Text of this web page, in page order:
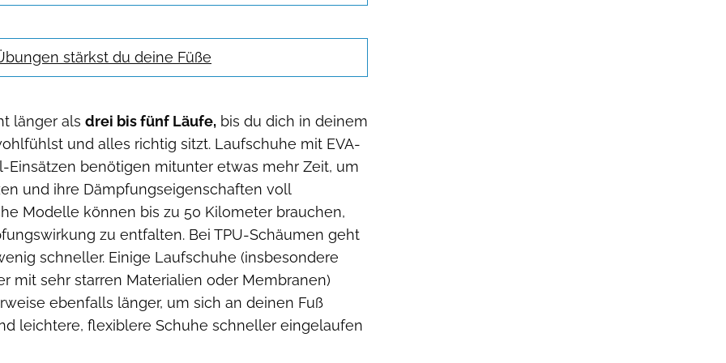
stärkst du deine Füße
länger als drei bis fünf Läufe, bis du dich in deinem
und alles richtig sitzt. Laufschuhe mit EVA-
Einsätzen benötigen mitunter etwas mehr Zeit, um
und ihre Dämpfungseigenschaften voll
Modelle können bis zu 50 Kilometer brauchen,
zu entfalten. Bei TPU-Schäumen geht
schneller. Einige Laufschuhe (insbesondere
mit sehr starren Materialien oder Membranen)
ebenfalls länger, um sich an deinen Fuß
leichtere, flexiblere Schuhe schneller eingelaufen